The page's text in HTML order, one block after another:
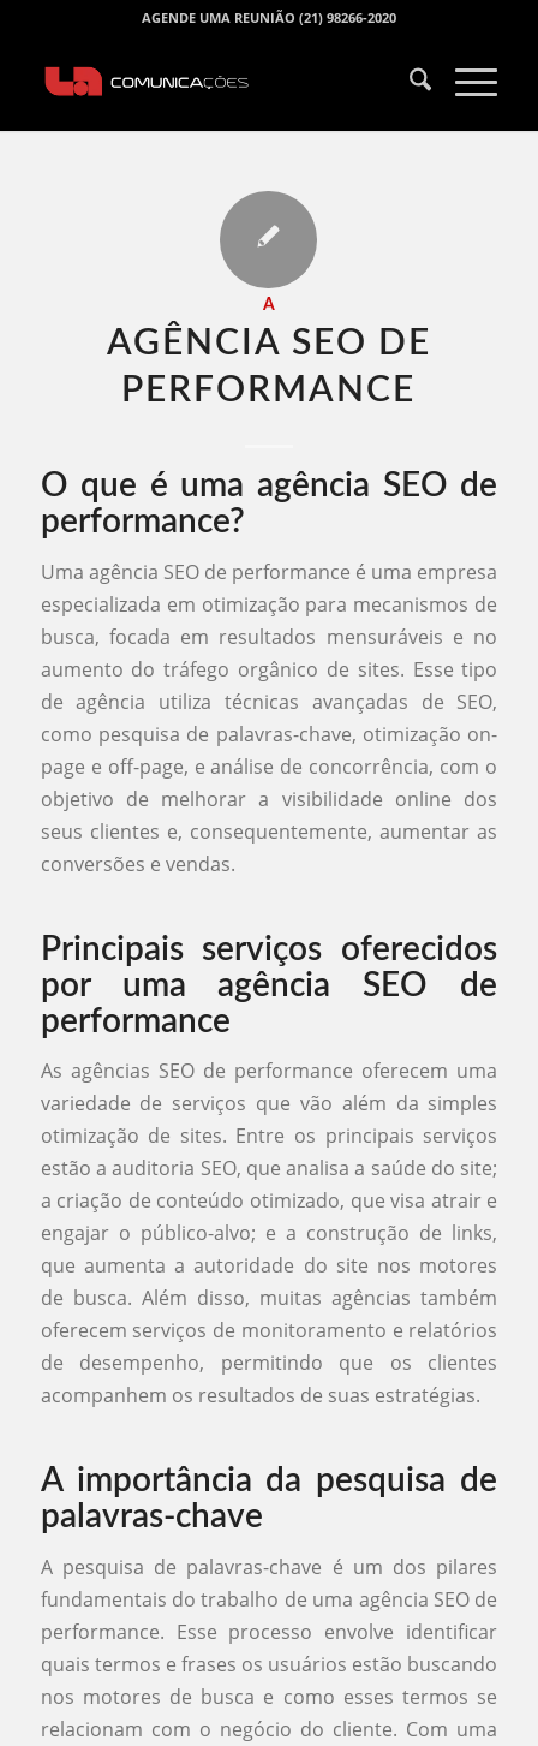
AGENDE UMA REUNIÃO (21) 98266-2020
A
AGÊNCIA SEO DE
PERFORMANCE​
O que é uma agência SEO de
performance?
Uma agência SEO de performance é uma empresa
especializada em otimização para mecanismos de
busca, focada em resultados mensuráveis e no
aumento do tráfego orgânico de sites. Esse tipo
de agência utiliza técnicas avançadas de SEO,
como pesquisa de palavras-chave, otimização on-
page e off-page, e análise de concorrência, com o
objetivo de melhorar a visibilidade online dos
seus clientes e, consequentemente, aumentar as
conversões e vendas.
Principais serviços oferecidos
por uma agência SEO de
performance
As agências SEO de performance oferecem uma
variedade de serviços que vão além da simples
otimização de sites. Entre os principais serviços
estão a auditoria SEO, que analisa a saúde do site;
a criação de conteúdo otimizado, que visa atrair e
engajar o público-alvo; e a construção de links,
que aumenta a autoridade do site nos motores
de busca. Além disso, muitas agências também
oferecem serviços de monitoramento e relatórios
de desempenho, permitindo que os clientes
acompanhem os resultados de suas estratégias.
A importância da pesquisa de
palavras-chave
A pesquisa de palavras-chave é um dos pilares
fundamentais do trabalho de uma agência SEO de
performance. Esse processo envolve identificar
quais termos e frases os usuários estão buscando
nos motores de busca e como esses termos se
relacionam com o negócio do cliente. Com uma